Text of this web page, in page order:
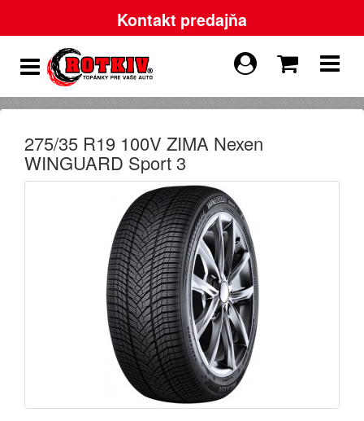
Kontakt predajňa
275/35 R19 100V ZIMA Nexen
WINGUARD Sport 3